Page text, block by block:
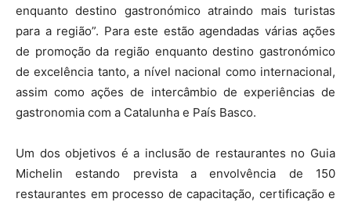
enquanto destino gastronómico atraindo mais turistas
para a região”. Para este estão agendadas várias ações
de promoção da região enquanto destino gastronómico
de excelência tanto, a nível nacional como internacional,
assim como ações de intercâmbio de experiências de
gastronomia com a Catalunha e País Basco.
Um dos objetivos é a inclusão de restaurantes no Guia
Michelin estando prevista a envolvência de 150
restaurantes em processo de capacitação, certificação e